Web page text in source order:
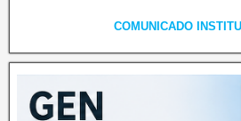
COMUNICADO